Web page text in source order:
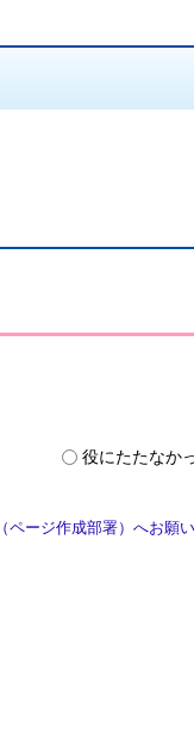
役にたたなか
ージ作成部署）へお願